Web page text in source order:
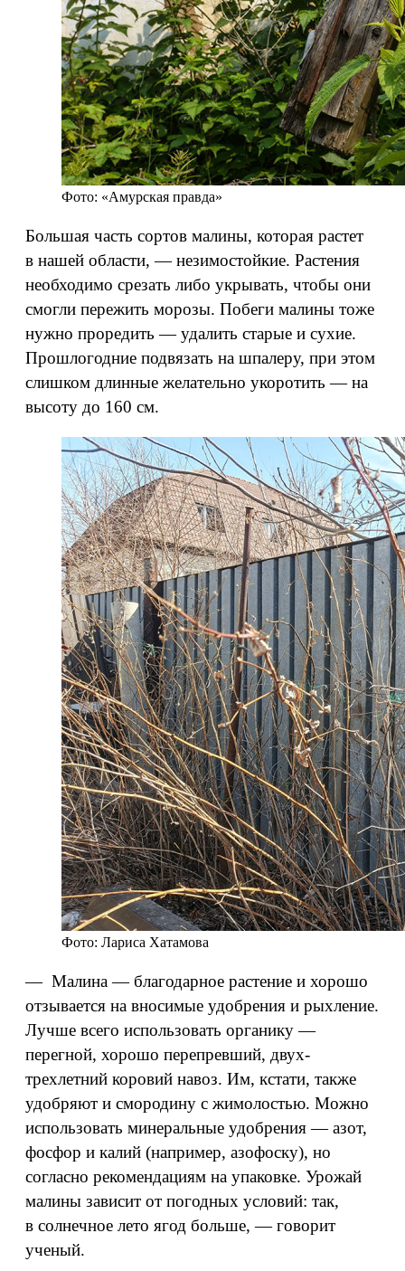
Фото: «Амурская правда»
Большая часть сортов малины, которая растет
в нашей области, — незимостойкие. Растения
необходимо срезать либо укрывать, чтобы они
смогли пережить морозы. Побеги малины тоже
нужно проредить — удалить старые и сухие.
Прошлогодние подвязать на шпалеру, при этом
слишком длинные желательно укоротить — на
высоту до 160 см.
Фото: Лариса Хатамова
— Малина — благодарное растение и хорошо
отзывается на вносимые удобрения и рыхление.
Лучше всего использовать органику —
перегной, хорошо перепревший, двух-
трехлетний коровий навоз. Им, кстати, также
удобряют и смородину с жимолостью. Можно
использовать минеральные удобрения — азот,
фосфор и калий (например, азофоску), но
согласно рекомендациям на упаковке. Урожай
малины зависит от погодных условий: так,
в солнечное лето ягод больше, — говорит
ученый.